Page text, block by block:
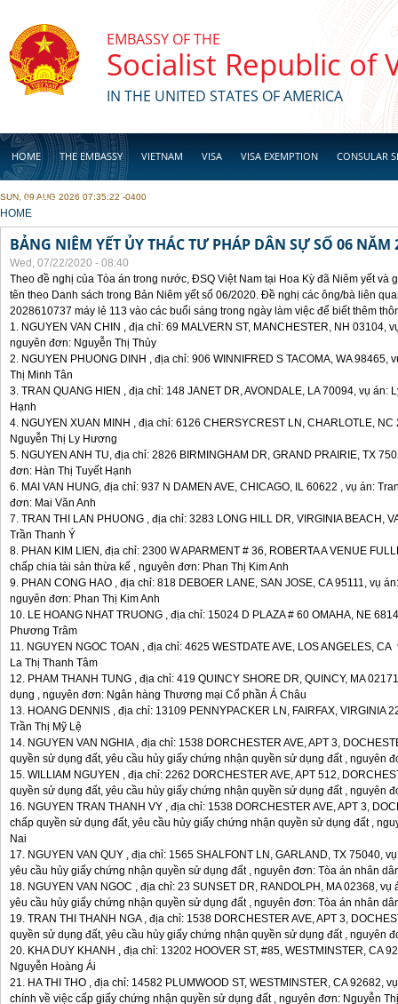
EMBASSY OF THE
Socialist Republic of
IN THE UNITED STATES OF AMERICA
HOME THE EMBASSY VIETNAM VISA VISA EXEMPTION CONSULAR
BUSINESS
SUN, 09 AUG 2026 07:35:22 -0400
YOU ARE HERE
HOME
BẢNG NIÊM YẾT ỦY THÁC TƯ PHÁP DÂN SỰ SỐ 06 NĂM
Wed, 07/22/2020 - 08:40
Theo đề nghị của Tòa án trong nước, ĐSQ Việt Nam tại Hoa Kỳ đã Niêm yết và
tên theo Danh sách trong Bản Niêm yết số 06/2020. Đề nghị các ông/bà liên
2028610737 máy lẻ 113 vào các buổi sáng trong ngày làm việc để biết thêm
1. NGUYEN VAN CHIN , địa chỉ: 69 MALVERN ST, MANCHESTER, NH 03104,
nguyên đơn: Nguyễn Thị Thủy
2. NGUYEN PHUONG DINH , địa chỉ: 906 WINNIFRED S TACOMA, WA 98465,
Thị Minh Tân
3. TRAN QUANG HIEN , địa chỉ: 148 JANET DR, AVONDALE, LA 70094, vụ án:
Hạnh
4. NGUYEN XUAN MINH , địa chỉ: 6126 CHERSYCREST LN, CHARLOTLE,
Nguyễn Thị Ly Hương
5. NGUYEN ANH TU, địa chỉ: 2826 BIRMINGHAM DR, GRAND PRAIRIE, TX
đơn: Hàn Thị Tuyết Hạnh
6. MAI VAN HUNG, địa chỉ: 937 N DAMEN AVE, CHICAGO, IL 60622 , vụ án:
đơn: Mai Văn Anh
7. TRAN THI LAN PHUONG , địa chỉ: 3283 LONG HILL DR, VIRGINIA BEACH,
Trần Thanh Ý
8. PHAN KIM LIEN, địa chỉ: 2300 W APARMENT # 36, ROBERTA A VENUE
chấp chia tài sản thừa kế , nguyên đơn: Phan Thị Kim Anh
9. PHAN CONG HAO , địa chỉ: 818 DEBOER LANE, SAN JOSE, CA 95111, vụ
nguyên đơn: Phan Thị Kim Anh
10. LE HOANG NHAT TRUONG , địa chỉ: 15024 D PLAZA # 60 OMAHA, NE
Phương Trâm
11. NGUYEN NGOC TOAN , địa chỉ: 4625 WESTDATE AVE, LOS ANGELES,
La Thị Thanh Tâm
12. PHAM THANH TUNG , địa chỉ: 419 QUINCY SHORE DR, QUINCY, MA
dụng , nguyên đơn: Ngân hàng Thương mại Cổ phần Á Châu
13. HOANG DENNIS , địa chỉ: 13109 PENNYPACKER LN, FAIRFAX, VIRGINIA
Trần Thị Mỹ Lệ
14. NGUYEN VAN NGHIA , địa chỉ: 1538 DORCHESTER AVE, APT 3,
quyền sử dụng đất, yêu cầu hủy giấy chứng nhận quyền sử dụng đất , nguyên
15. WILLIAM NGUYEN , địa chỉ: 2262 DORCHESTER AVE, APT 512,
quyền sử dụng đất, yêu cầu hủy giấy chứng nhận quyền sử dụng đất , nguyên
16. NGUYEN TRAN THANH VY , địa chỉ: 1538 DORCHESTER AVE, APT 3,
chấp quyền sử dụng đất, yêu cầu hủy giấy chứng nhận quyền sử dụng đất ,
Nai
17. NGUYEN VAN QUY , địa chỉ: 1565 SHALFONT LN, GARLAND, TX 75040,
yêu cầu hủy giấy chứng nhận quyền sử dụng đất , nguyên đơn: Tòa án nhân
18. NGUYEN VAN NGOC , địa chỉ: 23 SUNSET DR, RANDOLPH, MA 02368,
yêu cầu hủy giấy chứng nhận quyền sử dụng đất , nguyên đơn: Tòa án nhân
19. TRAN THI THANH NGA , địa chỉ: 1538 DORCHESTER AVE, APT 3,
quyền sử dụng đất, yêu cầu hủy giấy chứng nhận quyền sử dụng đất , nguyên
20. KHA DUY KHANH , địa chỉ: 13202 HOOVER ST, #85, WESTMINSTER, CA
Nguyễn Hoàng Ái
21. HA THI THO , địa chỉ: 14582 PLUMWOOD ST, WESTMINSTER, CA 92682,
chính về việc cấp giấy chứng nhận quyền sử dụng đất , nguyên đơn: Nguyễn